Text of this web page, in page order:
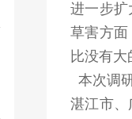
进一步
草害方
比没有
本次调
湛江市